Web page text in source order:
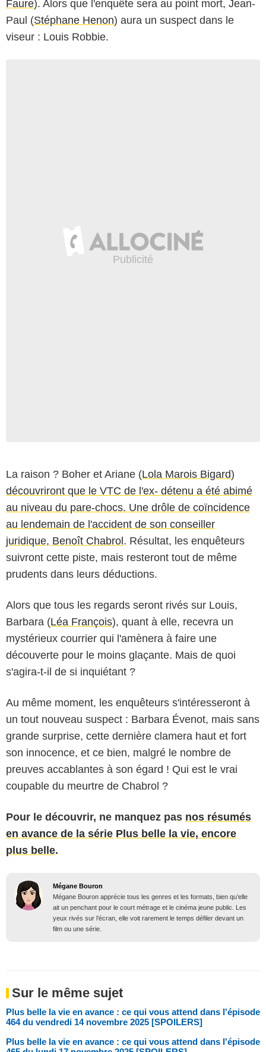
Faure). Alors que l'enquête sera au point mort, Jean-
Paul (Stéphane Henon) aura un suspect dans le
viseur : Louis Robbie.
La raison ? Boher et Ariane (Lola Marois Bigard)
découvriront que le VTC de l'ex- détenu a été abimé
au niveau du pare-chocs. Une drôle de coïncidence
au lendemain de l'accident de son conseiller
juridique, Benoît Chabrol. Résultat, les enquêteurs
suivront cette piste, mais resteront tout de même
prudents dans leurs déductions.
Alors que tous les regards seront rivés sur Louis,
Barbara (Léa François), quant à elle, recevra un
mystérieux courrier qui l'amènera à faire une
découverte pour le moins glaçante. Mais de quoi
s'agira-t-il de si inquiétant ?
Au même moment, les enquêteurs s'intéresseront à
un tout nouveau suspect : Barbara Évenot, mais sans
grande surprise, cette dernière clamera haut et fort
son innocence, et ce bien, malgré le nombre de
preuves accablantes à son égard ! Qui est le vrai
coupable du meurtre de Chabrol ?
Pour le découvrir, ne manquez pas nos résumés
en avance de la série Plus belle la vie, encore
plus belle.
Mégane Bouron
Mégane Bouron apprécie tous les genres et les formats, bien qu’elle
ait un penchant pour le court métrage et le cinéma jeune public. Les
yeux rivés sur l’écran, elle voit rarement le temps défiler devant un
film ou une série.
Sur le même sujet
Plus belle la vie en avance : ce qui vous attend dans l'épisode
464 du vendredi 14 novembre 2025 [SPOILERS]
Plus belle la vie en avance : ce qui vous attend dans l'épisode